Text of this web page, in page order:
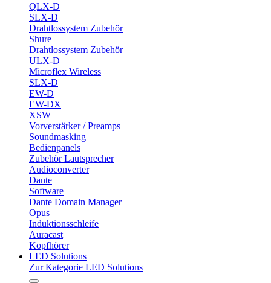
QLX-D
SLX-D
Drahtlossystem Zubehör
Shure
Drahtlossystem Zubehör
ULX-D
Microflex Wireless
SLX-D
EW-D
EW-DX
XSW
Vorverstärker / Preamps
Soundmasking
Bedienpanels
Zubehör Lautsprecher
Audioconverter
Dante
Software
Dante Domain Manager
Opus
Induktionsschleife
Auracast
Kopfhörer
LED Solutions
Zur Kategorie LED Solutions